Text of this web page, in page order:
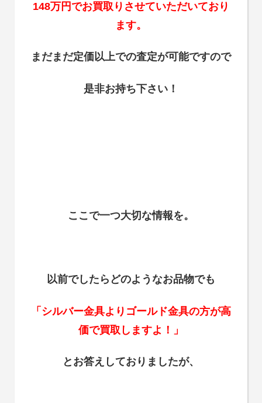
148万円でお買取りさせていただいており
ます。
まだまだ定価以上での査定が可能ですので
是非お持ち下さい！
ここで一つ大切な情報を。
以前でしたらどのようなお品物でも
「シルバー金具よりゴールド金具の方が高
価で買取しますよ！」
とお答えしておりましたが、